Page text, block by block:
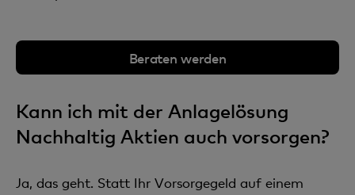
Beraten werden
Kann ich mit der Anlagelösung
Nachhaltig Aktien auch vorsorgen?
Ja, das geht. Statt Ihr Vorsorgegeld auf einem